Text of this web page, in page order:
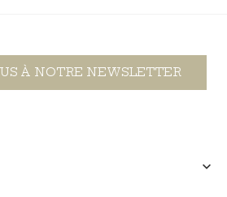
À NOTRE NEWSLETTER
